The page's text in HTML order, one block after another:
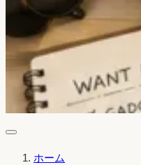
ホーム